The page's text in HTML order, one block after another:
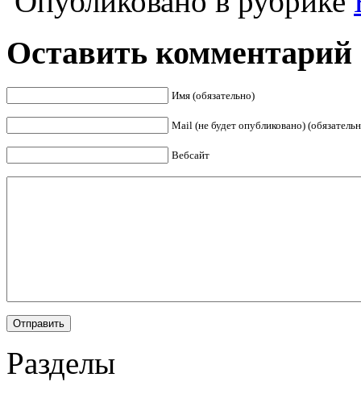
Оставить комментарий
Имя (обязательно)
Mail (не будет опубликовано)
Вебсайт
Разделы